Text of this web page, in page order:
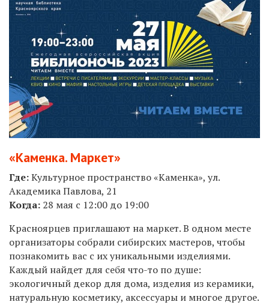
«Каменка. Маркет»
Где:Культурное пространство «Каменка», ул.
Академика Павлова, 21
Когда: 28 мая с 12:00 до 19:00
Красноярцев приглашают на маркет. В одном месте
организаторы собрали сибирских мастеров, чтобы
познакомить вас с их уникальными изделиями.
Каждый найдет для себя что-то по душе:
экологичный декор для дома, изделия из керамики,
натуральную косметику, аксессуары и многое другое.